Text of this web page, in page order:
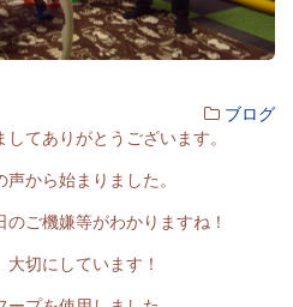
ブログ
てありがとうございます。
から始まりました。
ご機嫌等がわかりますね！
切にしています！